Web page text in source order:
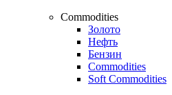
Commodities
Золото
Нефть
Бензин
Commodities
Soft Commodities